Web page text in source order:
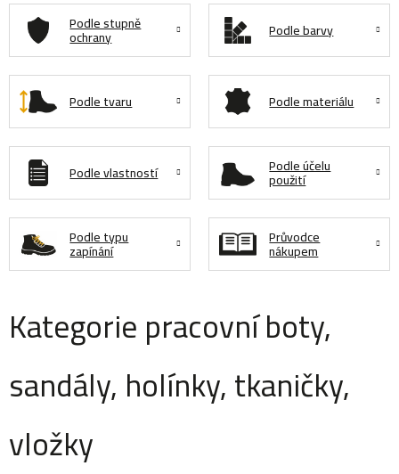
Podle stupně
ochrany Podle barvy
Podle tvaru Podle materiálu
Podle vlastností Podle účelu
použití
Podle typu
zapínání
Průvodce
nákupem
Kategorie pracovní boty,
sandály, holínky, tkaničky,
vložky